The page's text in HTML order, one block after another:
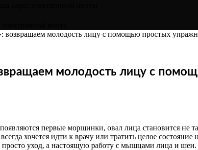
возвращаем молодость лицу с помощью простых
молодость лицу с
первые морщинки, овал лица становится
хочется идти к врачу или тратить целое
просто уход, а настоящую работу с мышцами лица и